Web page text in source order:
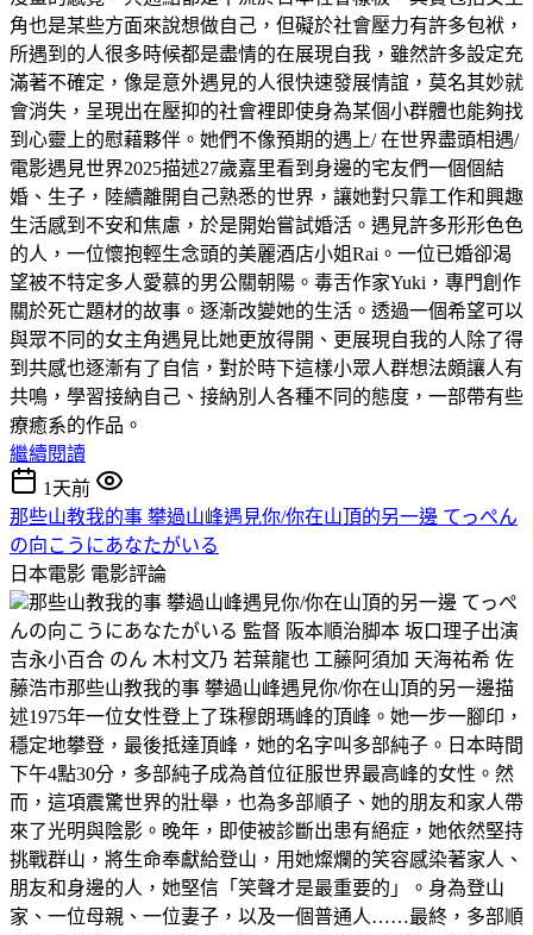
角也是某些方面來說想做自己，但礙於社會壓力有許多包袱，
所遇到的人很多時候都是盡情的在展現自我，雖然許多設定充
滿著不確定，像是意外遇見的人很快速發展情誼，莫名其妙就
會消失，呈現出在壓抑的社會裡即使身為某個小群體也能夠找
到心靈上的慰藉夥伴。她們不像預期的遇上/ 在世界盡頭相遇/
電影遇見世界2025描述27歲嘉里看到身邊的宅友們一個個結
婚、生子，陸續離開自己熟悉的世界，讓她對只靠工作和興趣
生活感到不安和焦慮，於是開始嘗試婚活。遇見許多形形色色
的人，一位懷抱輕生念頭的美麗酒店小姐Rai。一位已婚卻渴
望被不特定多人愛慕的男公關朝陽。毒舌作家Yuki，專門創作
關於死亡題材的故事。逐漸改變她的生活。透過一個希望可以
與眾不同的女主角遇見比她更放得開、更展現自我的人除了得
到共感也逐漸有了自信，對於時下這樣小眾人群想法頗讓人有
共鳴，學習接納自己、接納別人各種不同的態度，一部帶有些
療癒系的作品。
繼續閱讀
1天前
那些山教我的事 攀過山峰遇見你/你在山頂的另一邊 てっぺん
の向こうにあなたがいる
日本電影 電影評論
那些山教我的事 攀過山峰遇見你/你在山頂的另一邊 てっぺ
んの向こうにあなたがいる 監督 阪本順治脚本 坂口理子出演
吉永小百合 のん 木村文乃 若葉龍也 工藤阿須加 天海祐希 佐
藤浩市那些山教我的事 攀過山峰遇見你/你在山頂的另一邊描
述1975年一位女性登上了珠穆朗瑪峰的頂峰。她一步一腳印，
穩定地攀登，最後抵達頂峰，她的名字叫多部純子。日本時間
下午4點30分，多部純子成為首位征服世界最高峰的女性。然
而，這項震驚世界的壯舉，也為多部順子、她的朋友和家人帶
來了光明與陰影。晚年，即使被診斷出患有絕症，她依然堅持
挑戰群山，將生命奉獻給登山，用她燦爛的笑容感染著家人、
朋友和身邊的人，她堅信「笑聲才是最重要的」。身為登山
家、一位母親、一位妻子，以及一個普通人……最終，多部順